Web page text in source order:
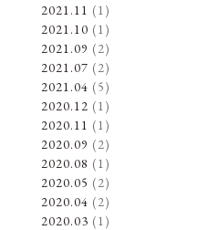
2021.11 (1)
2021.10 (1)
2021.09 (2)
2021.07 (2)
2021.04 (5)
2020.12 (1)
2020.11 (1)
2020.09 (2)
2020.08 (1)
2020.05 (2)
2020.04 (2)
2020.03 (1)